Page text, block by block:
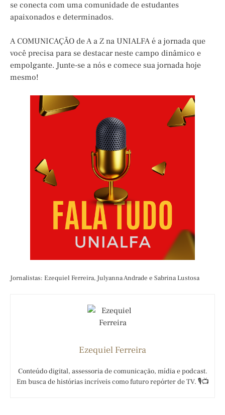
se conecta com uma comunidade de estudantes
apaixonados e determinados.
A COMUNICAÇÃO de A a Z na UNIALFA é a jornada que
você precisa para se destacar neste campo dinâmico e
empolgante. Junte-se a nós e comece sua jornada hoje
mesmo!
Jornalistas: Ezequiel Ferreira, Julyanna Andrade e Sabrina Lustosa
Ezequiel Ferreira
Conteúdo digital, assessoria de comunicação, mídia e podcast.
Em busca de histórias incríveis como futuro repórter de TV. 🎙️📺